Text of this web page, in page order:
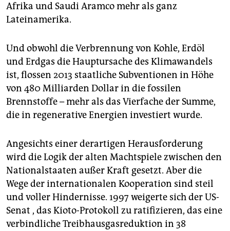
Afrika und Saudi Aramco mehr als ganz
Lateinamerika.
Und obwohl die Verbrennung von Kohle, Erdöl
und Erdgas die Hauptursache des Klimawandels
ist, flossen 2013 staatliche Subventionen in Höhe
von 480 Milliarden Dollar in die fossilen
Brennstoffe – mehr als das Vierfache der Summe,
die in regenerative Energien investiert wurde.
Angesichts einer derartigen Herausforderung
wird die Logik der alten Machtspiele zwischen den
Nationalstaaten außer Kraft gesetzt. Aber die
Wege der internationalen Kooperation sind steil
und voller Hindernisse. 1997 weigerte sich der US-
Senat , das Kioto-Protokoll zu ratifizieren, das eine
verbindliche Treibhausgasreduktion in 38